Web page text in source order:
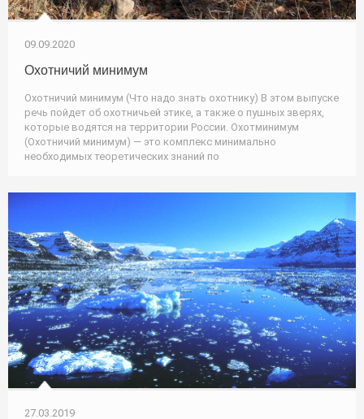
09.09.2020
Охотничий минимум
Охотничий минимум (Что надо знать охотнику) В этом выпуске
речь пойдет об охотничьей этике, а также о пушных зверях,
которые водятся на территории России. Охотминимум
(Охотничий минимум) — это комплекс минимально
необходимых теоретических знаний по
27.03.2019